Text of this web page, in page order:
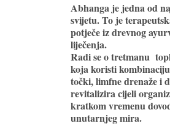
Abhanga je jedna od
svijetu. To je
potječe iz drevnog
liječenja.
Radi se o tretmanu
koja koristi
točki, limfne drenaže i
revitalizira cijeli
kratkom vremenu
unutarnjeg mira.